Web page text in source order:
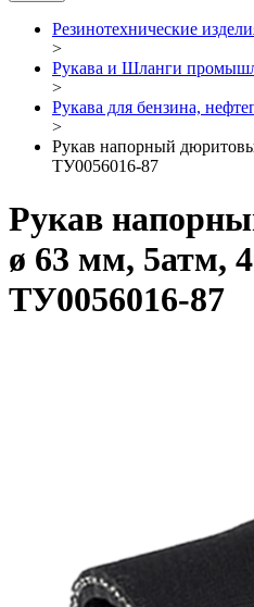
Резинотехнические
>
Рукава и Шланги
>
Рукава для бензина,
>
Рукав напорный
ТУ0056016-87
Рукав
ø 63 мм, 5атм,
ТУ0056016-87